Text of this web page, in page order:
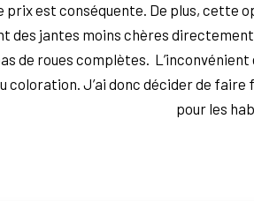
prix est conséquente. De plus, cette
des jantes moins chères
de roues complètes.
coloration. J’ai donc décider de
pour les